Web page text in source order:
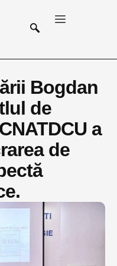
Bogdan
de
a
de